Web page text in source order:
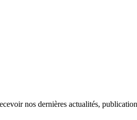
nos dernières actualités,